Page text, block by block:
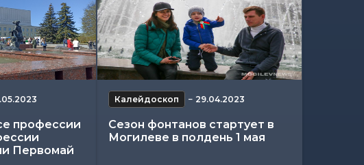
профессии
Первомай
Калейдоскоп − 29.04.2023
Сезон фонтанов стартует в
Могилеве в полдень 1 мая